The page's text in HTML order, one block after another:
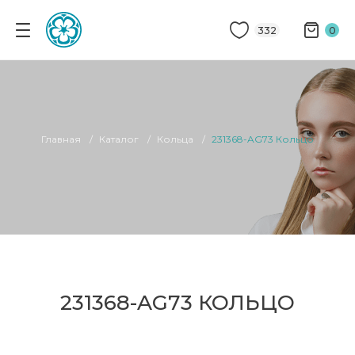
332 0
Главная Каталог Кольца 231368-AG73 Кольцо
231368-AG73 КОЛЬЦО